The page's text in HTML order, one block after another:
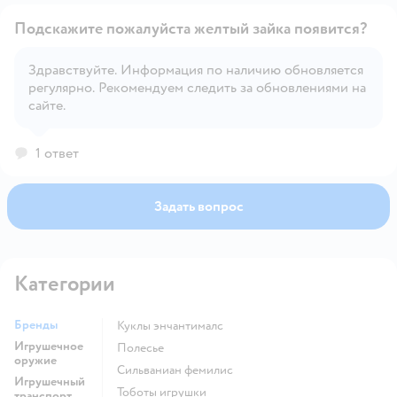
Открыть вопрос
Подскажите пожалуйста желтый зайка появится?
Здравствуйте. Информация по наличию обновляется
регулярно. Рекомендуем следить за обновлениями на
сайте.
1 ответ
Задать вопрос
Категории
Бренды
Игрушечное
оружие
Игрушечный
Куклы энчантималс
Полесье
Сильваниан фемилис
Тоботы игрушки